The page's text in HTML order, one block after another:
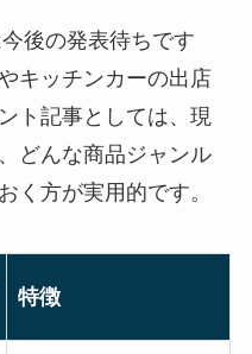
後の発表待ちです
キッチンカーの出店
ト記事としては、現
どんな商品ジャンル
く方が実用的です。
特徴